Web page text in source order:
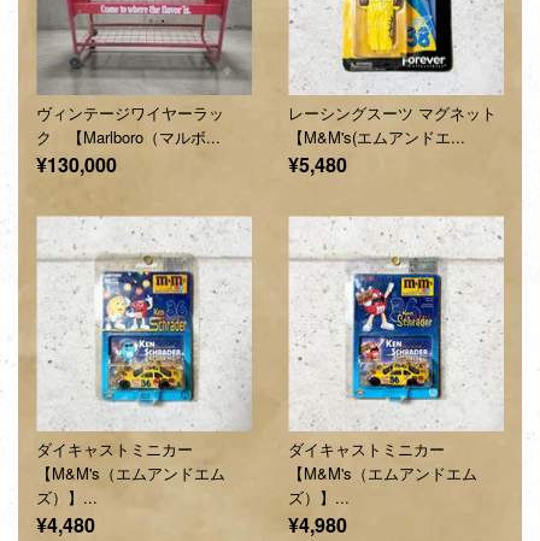
ヴィンテージワイヤーラッ
ク 【Marlboro（マルボ...
通
価
格
¥130,000
レーシングスーツ マグネット
【M&M's(エムアンドエ...
通
価
格
¥5,480
ダイキャストミニカー
【M&M's（エムアンドエム
ズ）】...
通
¥4,480
ダイキャストミニカー
【M&M's（エムアンドエム
ズ）】...
通
¥4,980